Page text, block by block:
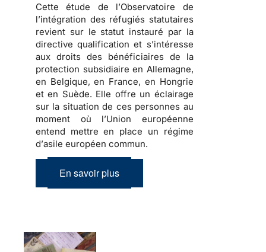
Cette étude de l’Observatoire de
l’intégration des réfugiés statutaires
revient sur le statut instauré par la
directive qualification et s’intéresse
aux droits des bénéficiaires de la
protection subsidiaire en Allemagne,
en Belgique, en France, en Hongrie
et en Suède. Elle offre un éclairage
sur la situation de ces personnes au
moment où l’Union européenne
entend mettre en place un régime
d’asile européen commun.
En savoir plus